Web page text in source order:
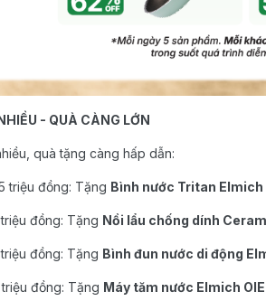
- QUÀ CÀNG LỚN
quà tặng càng hấp dẫn:
triệu đồng: Tặng Bình nước Tritan
đồng: Tặng Nồi lẩu chống dính
đồng: Tặng Bình đun nước di động
đồng: Tặng Máy tăm nước Elmich